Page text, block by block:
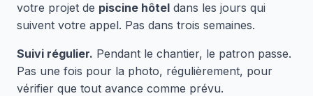
votre projet de piscine hôtel dans les jours qui
suivent votre appel. Pas dans trois semaines.
Suivi régulier. Pendant le chantier, le patron passe.
Pas une fois pour la photo, régulièrement, pour
vérifier que tout avance comme prévu.